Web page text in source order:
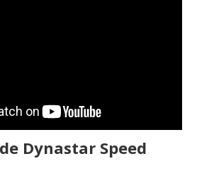
Dynastar Speed